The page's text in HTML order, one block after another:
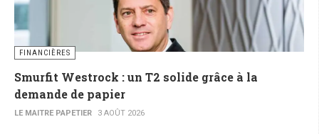
FINANCIÈRES
Smurfit Westrock : un T2 solide grâce à la
demande de papier
LE MAITRE PAPETIER 3 AOÛT 2026